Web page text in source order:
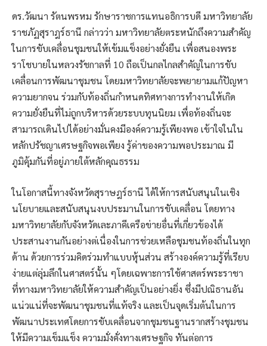
ดร.วัฒนา รัตนพรหม รักษาราชการแทนอธิการบดี มหาวิทยาลัย
ราชภัฏสุราฎร์ธานี กล่าวว่า มหาวิทยาลัยตระหนักถึงความสำคัญ
ในการขับเคลื่อนชุมชนให้เข้มแข็งอย่างยั่งยืน เพื่อสนองพระ
ราโชบายในหลวงรัชกาลที่ 10 ถือเป็นกลไกลสำคัญในการขับ
เคลื่อนการพัฒนาชุมชน โดยมหาวิทยาลัยจะพยายามแก้ปัญหา
ความยากจน ร่วมกับท้องถิ่นกำหนดทิศทางการทำงานให้เกิด
ความยั่งยืนที่ไม่ถูกบริหารด้วยระบบทุนนิยม เพื่อท้องถิ่นจะ
สามารถเดินไปได้อย่างมั่นคงมีองค์ความรู้เพียงพอ เข้าใจในใน
หลักปรัชญาเศรษฐกิจพอเพียง รู้ค่าของความพอประมาณ มี
ภูมิคุ้มกันที่อยู่ภายใต้หลักคุณธรรม
ในโอกาสนี้ทางจังหวัดสุราษฎร์ธานี ได้ให้การสนับสนุนในเชิง
นโยบายและสนับสนุนงบประมานในการขับเคลื่อน โดยทาง
มหาวิทยาลัยกับจังหวัดเละภาคีเครือข่ายอื่นที่เกี่ยวข้องได้
ประสานงานกันอย่างต่เนื่องในการช่วยเหลือชุมชนท้องถิ่นในทุก
ด้าน ด้วยการร่วมคิดร่วมทำแบบหุ้นส่วน สร้างองค์ความรู้ที่เรียบ
ง่ายแต่ลุ่มลึกในศาสตร์นั้น ๆโดยเฉพาะการใช้ศาสตร์พระราชา
ที่ทางมหาวิทยาลัยให้ความสำคัญเป็นอย่างยิ่ง ซึ่งมีปณิธานอัน
แน่วแน่ที่จะพัฒนาชุมชนที่แท้จริง และเป็นจุดเริ่มต้นในการ
พัฒนาประเทศโดยการขับเคลื่อนจากชุมชนฐานรากสร้างชุมชน
ให้มีความเข็มแข็ง ความมั่งคั่งทางเศรษฐกิจ ทันต่อการ